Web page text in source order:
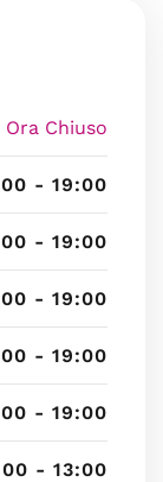
Ora Chiuso
- 19:00
- 19:00
- 19:00
- 19:00
- 19:00
- 13:00